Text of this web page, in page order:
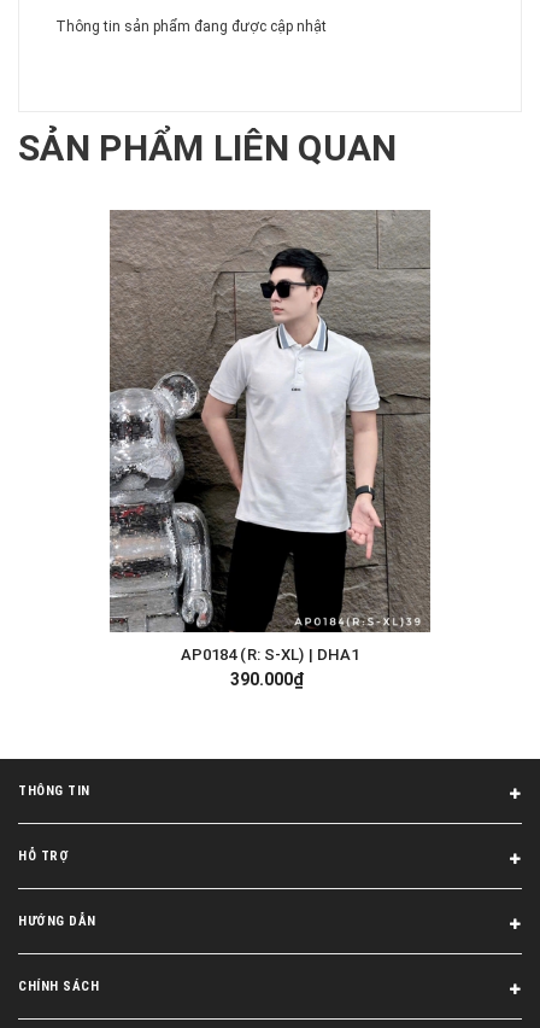
Thông tin sản phẩm đang được cập nhật
SẢN PHẨM LIÊN QUAN
AP0184 (R: S-XL) | DHA1
390.000₫
THÔNG TIN
HỖ TRỢ
HƯỚNG DẪN
CHÍNH SÁCH